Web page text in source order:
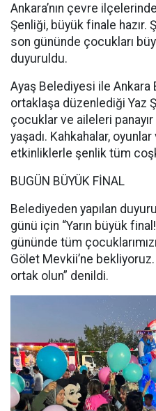
Ankara’nın çevre
Şenliği, büyük finale
son gününde çocukları
duyuruldu.
Ayaş Belediyesi ile Ankara
ortaklaşa düzenlediği Yaz
çocuklar ve aileleri
yaşadı. Kahkahalar,
etkinliklerle şenlik tüm
BUGÜN BÜYÜK FİNAL
Belediyeden yapılan
günü için “Yarın büyük
gününde tüm
Gölet Mevkii’ne
ortak olun” denildi.